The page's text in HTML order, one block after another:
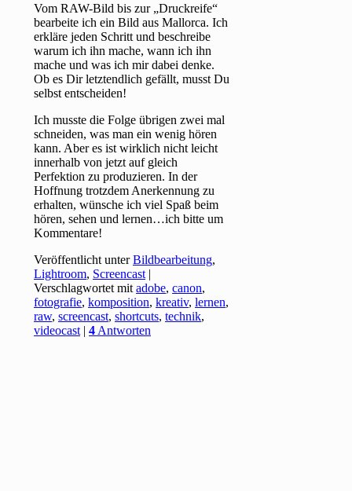
Vom RAW-Bild bis zur „Druckreife“
bearbeite ich ein Bild aus Mallorca. Ich
erkläre jeden Schritt und beschreibe
warum ich ihn mache, wann ich ihn
mache und was ich mir dabei denke.
Ob es Dir letztendlich gefällt, musst Du
selbst entscheiden!
Ich musste die Folge übrigen zwei mal
schneiden, was man ein wenig hören
kann. Aber es ist wirklich nicht leicht
innerhalb von jetzt auf gleich
Perfektion zu produzieren. In der
Hoffnung trotzdem Anerkennung zu
erhalten, wünsche ich viel Spaß beim
hören, sehen und lernen…ich bitte um
Kommentare!
Veröffentlicht unter Bildbearbeitung,
Lightroom, Screencast |
Verschlagwortet mit adobe,canon,
fotografie,komposition,kreativ,lernen,
raw,screencast,shortcuts,technik,
videocast |4 Antworten